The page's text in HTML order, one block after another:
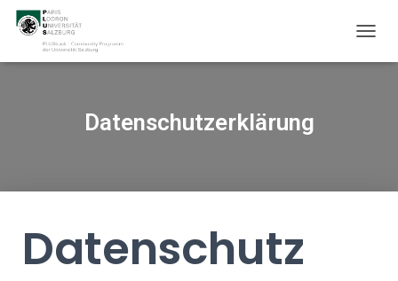
O
Datenschutzerklärung
Datenschutz